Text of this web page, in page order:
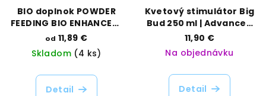
BIO doplnok POWDER
FEEDING BIO ENHANCER |
Green House Feeding |
Vaporama
od 11,89 €
Skladom (4 ks)
Detail
Kvetový stimulátor Big
Bud 250 ml | Advanced
Nutrients | Vaporama
11,90 €
Na objednávku
Detail